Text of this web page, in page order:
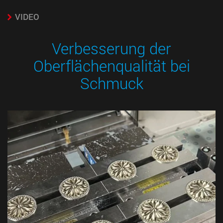
VIDEO
Verbesserung der
Oberflächenqualität bei
Schmuck